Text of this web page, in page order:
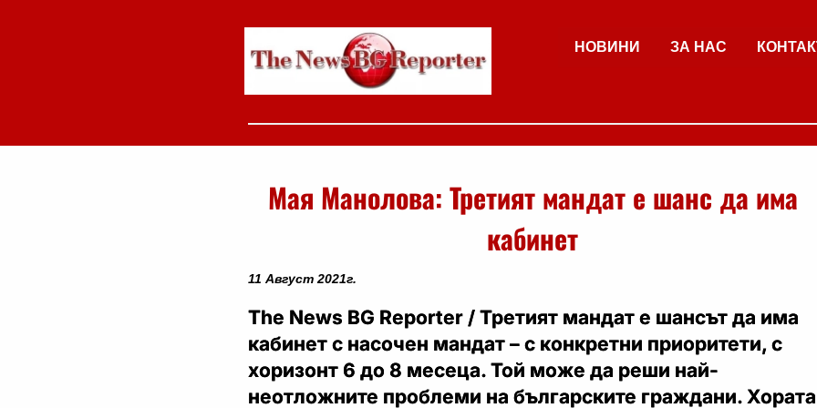
НОВИНИ ЗА НАС
Мая Манолова: Третият мандат е шанс да има
кабинет
11 Август 2021г.
The News BG Reporter / Третият мандат е шансът да има
кабинет с насочен мандат – с конкретни приоритети, с
хоризонт 6 до 8 месеца. Той може да реши най-
неотложните проблеми на българските граждани. Хората